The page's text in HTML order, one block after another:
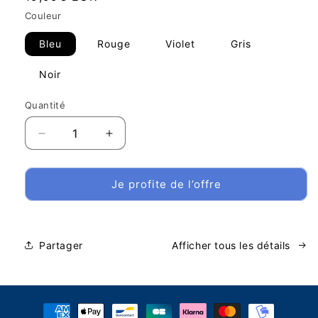
habituel
Couleur
Bleu Rouge Violet Gris
Noir
Quantité
Réduire
la
quantité
ZEN-
Pro
Augmenter
la
quantité
de
ZEN-
Je profite de l’offre
Partager Afficher tous les détails
Moyens